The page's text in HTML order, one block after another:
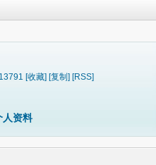
[收藏] [复制] [RSS]
人资料